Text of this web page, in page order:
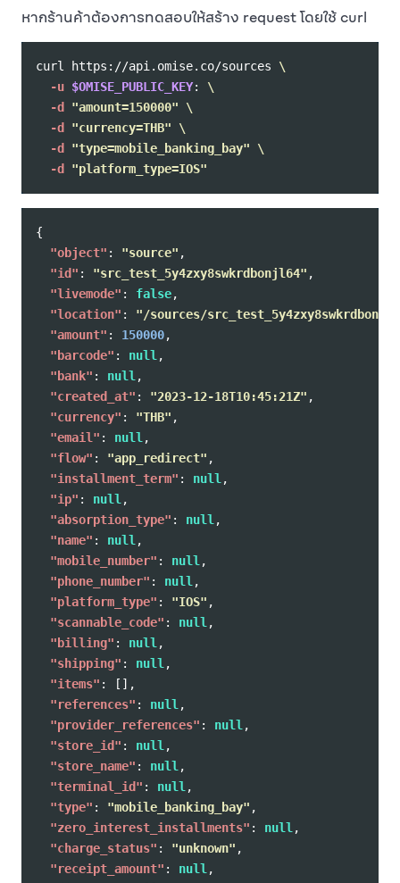
หากร้านค้าต้องการทดสอบให้สร้าง request โดยใช้ curl
curl https://api.omise.co/sources \
-u $OMISE_PUBLIC_KEY: \
-d
"amount=150000"
\
-d
"currency=THB"
\
-d
"type=mobile_banking_bay"
\
-d
"platform_type=IOS"
{
"object" : "source" ,
"id" : "src_test_5y4zxy8swkrdbonjl64" ,
"livemode" : false,
"location" :
"/sources/
"amount" : 150000,
"barcode" : null ,
"bank" : null ,
"created_at" : "2023-12-18T10:45:21Z" ,
"currency" : "THB" ,
"email" : null ,
"flow" : "app_redirect" ,
"installment_term" : null ,
"ip" : null ,
"absorption_type" : null ,
"name" : null ,
"mobile_number" : null ,
"phone_number" : null ,
"platform_type" : "IOS" ,
"scannable_code" : null ,
"billing" : null ,
"shipping" : null ,
"items" :
[],
"references" : null ,
"provider_references" : null ,
"store_id" : null ,
"store_name" : null ,
"terminal_id" : null ,
"type" : "mobile_banking_bay" ,
"zero_interest_installments" : null ,
"charge_status" : "unknown" ,
"receipt_amount" : null ,